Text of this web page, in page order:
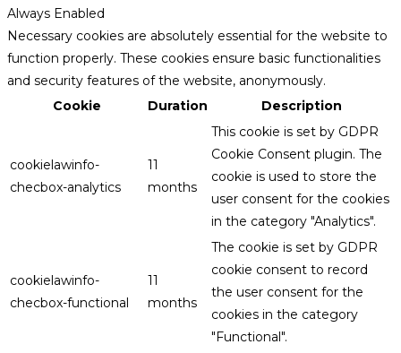
Always Enabled
Necessary cookies are absolutely essential for the website to
function properly. These cookies ensure basic functionalities
and security features of the website, anonymously.
Cookie
Duration Description
cookielawinfo-
checbox-analytics
11
months
This cookie is set by GDPR
Cookie Consent plugin. The
cookie is used to store the
user consent for the cookies
in the category "Analytics".
cookielawinfo-
checbox-functional
11
months
The cookie is set by GDPR
cookie consent to record
the user consent for the
cookies in the category
"Functional".